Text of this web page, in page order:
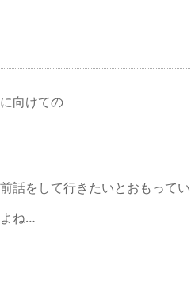
向けての
話をして行きたいとおもって
ね…